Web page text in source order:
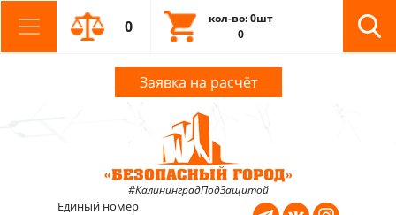
0
кол-во: 0шт
0
Заявка на расчёт
#КалининградПодЗащитой
Единый номер